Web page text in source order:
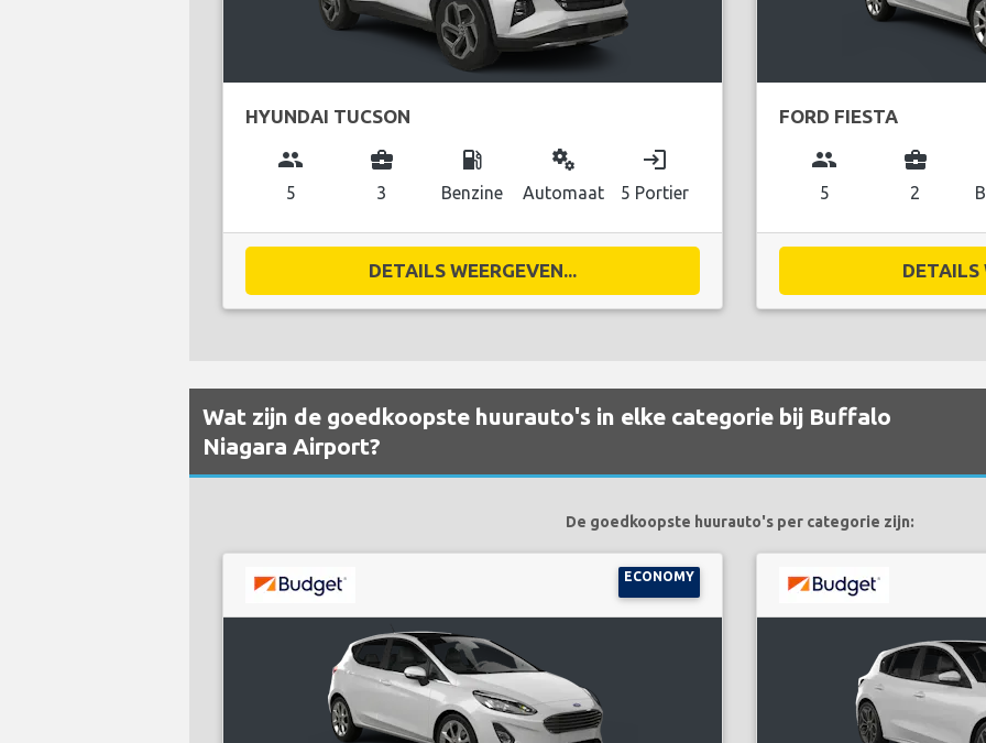
HYUNDAI TUCSON
group
5
business_center
3
local_gas_station
Benzine
miscellaneous_services
Automaat
login
5 Portier
DETAILS WEERGEVEN...
FORD FIESTA
group
5
business_center
2
DETAILS
Wat zijn de goedkoopste huurauto's in elke categorie bij Buffalo
Niagara Airport?
De goedkoopste huurauto's per categorie zijn:
ECONOMY